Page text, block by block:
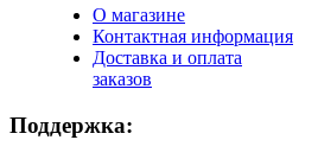
О магазине
Контактная информация
Доставка и оплата
заказов
Поддержка: